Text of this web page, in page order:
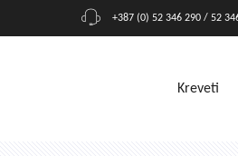
+387 (0) 52 346 290 / 52
Kreveti